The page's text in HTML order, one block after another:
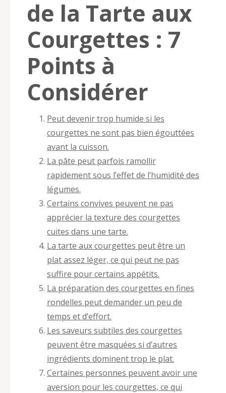
de la Tarte aux
Courgettes : 7
Points à
Considérer
Peut devenir trop humide si les
courgettes ne sont pas bien égouttées
avant la cuisson.
La pâte peut parfois ramollir
rapidement sous l’effet de l’humidité des
légumes.
Certains convives peuvent ne pas
apprécier la texture des courgettes
cuites dans une tarte.
La tarte aux courgettes peut être un
plat assez léger, ce qui peut ne pas
suffire pour certains appétits.
La préparation des courgettes en fines
rondelles peut demander un peu de
temps et d’effort.
Les saveurs subtiles des courgettes
peuvent être masquées si d’autres
ingrédients dominent trop le plat.
Certaines personnes peuvent avoir une
aversion pour les courgettes, ce qui